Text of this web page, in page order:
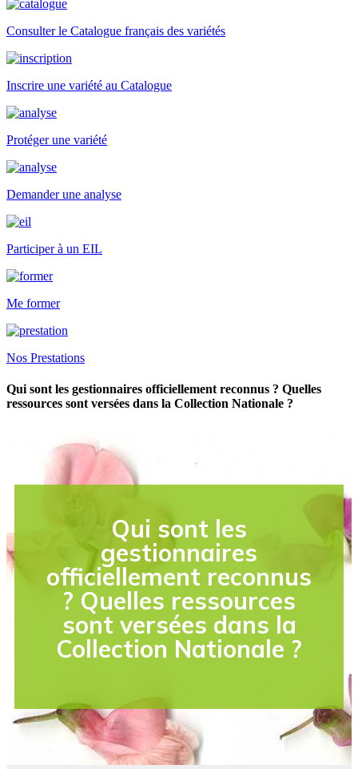
Consulter le Catalogue français des variétés
Inscrire une variété au Catalogue
Protéger une variété
Demander une analyse
Participer à un EIL
Me former
Nos Prestations
Qui sont les gestionnaires officiellement reconnus ? Quelles
ressources sont versées dans la Collection Nationale ?
Qui sont les
gestionnaires
officiellement reconnus
? Quelles ressources
sont versées dans la
Collection Nationale ?